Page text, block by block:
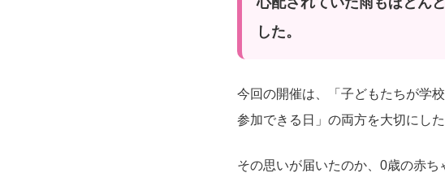
した。
今回の開催は、「子どもたちが学
参加できる日」の両方を大切にし
その思いが届いたのか、0歳の赤